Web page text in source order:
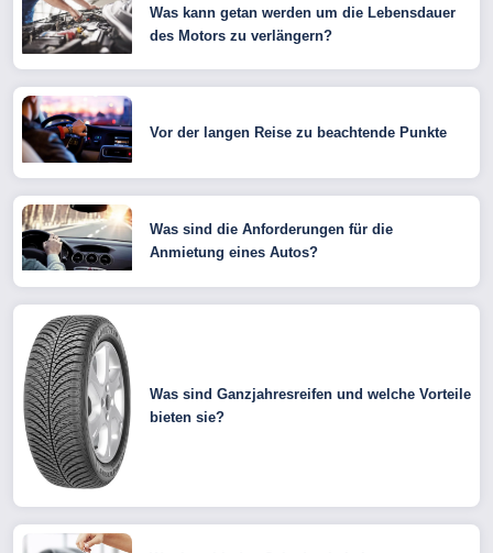
Was kann getan werden um die Lebensdauer
des Motors zu verlängern?
Vor der langen Reise zu beachtende Punkte
Was sind die Anforderungen für die
Anmietung eines Autos?
Was sind Ganzjahresreifen und welche Vorteile
bieten sie?